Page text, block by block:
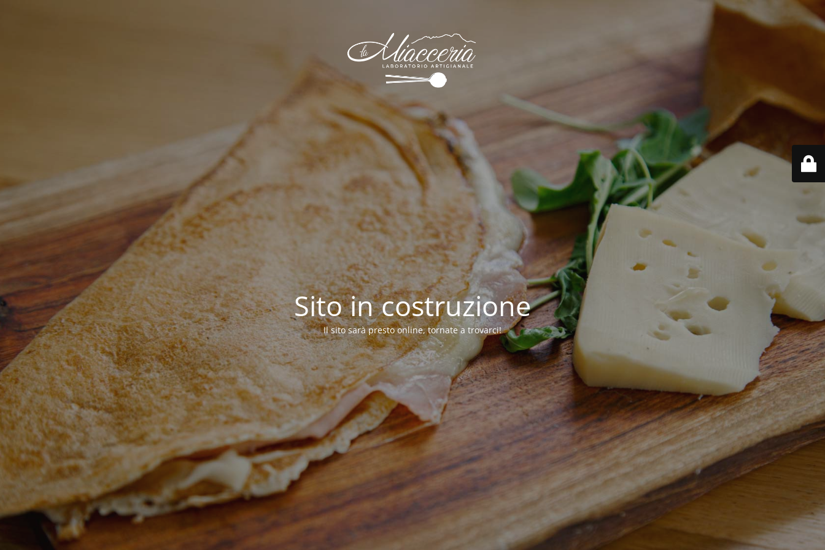
Sito in costruzione
Il sito sarà presto online, tornate a trovarci!